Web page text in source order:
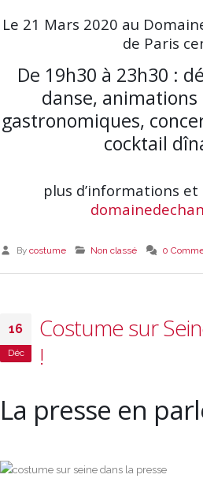
Le 21 Mars 2020 au
de Paris
De 19h30 à 23h30 :
danse,
gastronomiques,
cocktail
plus d’informations
By costume Non classé 0
16
Déc
Costume sur
!
La presse en